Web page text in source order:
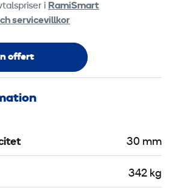
i RamiSmart
servicevillkor
offert
30 mm
342 kg